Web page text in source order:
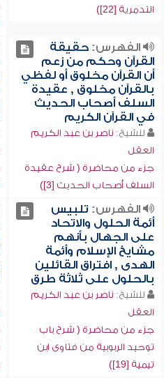
التدمرية [22])
الفهرس:حقيقة
القرآن وحكم من زعم
أن القرآن مخلوق أو لفظي
بالقرآن مخلوق , عقيدة
السلف أصحاب الحديث
في القرآن الكريم
للشيخ: ناصر بن عبد الكريم
العقل
جزء من محاضرة ( شرح عقيدة
السلف أصحاب الحديث [3])
الفهرس: تلبيس
أئمة الحلول والاتحاد
على الجهال بأنهم
مشايخ الإسلام وأئمة
الهدى , افتراق القائلين
بالحلول على ثلاثة طرق
للشيخ: ناصر بن عبد الكريم
العقل
جزء من محاضرة ( شرح باب
توحيد الربوبية من فتاوى ابن
تيمية [19])